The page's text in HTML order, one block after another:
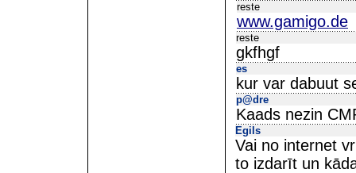
reste
www.gamigo.de
reste
gkfhgf
es
kur var dabuut
p@dre
Kaads nezin
Egils
Vai no internet
to izdarīt un